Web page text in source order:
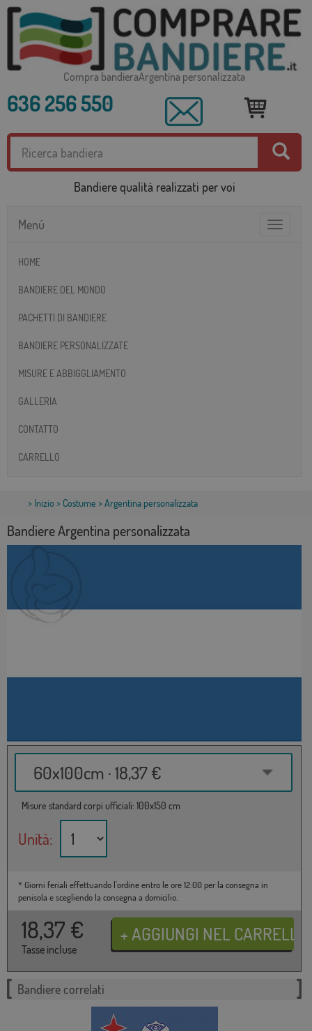
Compra bandieraArgentina personalizzata
636 256 550
Bandiere qualità realizzati per voi
Toggle
Menú
HOME
BANDIERE DEL MONDO
PACHETTI DI BANDIERE
BANDIERE PERSONALIZZATE
MISURE E ABBIGGLIAMENTO
GALLERIA
CONTATTO
CARRELLO
> Inizio > Costume > Argentina personalizzata
Bandiere Argentina personalizzata
60x100cm · 18,37 €
Misure standard corpi ufficiali: 100x150 cm
Unità:
* Giorni feriali effettuando l'ordine entro le ore 12:00 per la consegna in
penisola e scegliendo la consegna a domicilio.
18,37 €
Tasse incluse
Bandiere correlati